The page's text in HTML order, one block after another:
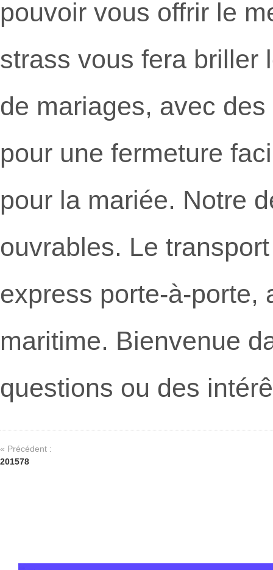
pouvoir vous offrir le
strass vous fera briller
de mariages, avec
pour une fermeture
pour la mariée. Notre
ouvrables. Le
express porte-à-porte,
maritime. Bienvenue
questions ou des
« Précédent :
201578